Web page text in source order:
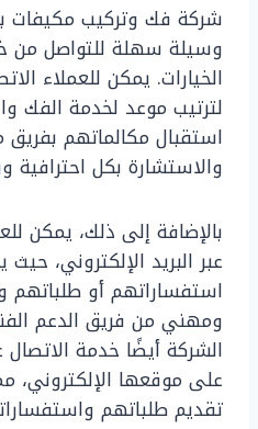
شركة فك وتركيب مكيفات
وسيلة سهلة للتواصل من
الخيارات. يمكن للعملاء
لترتيب موعد لخدمة الفك
استقبال مكالماتهم
والاستشارة بكل احترافية
بالإضافة إلى ذلك، يمكن
عبر البريد الإلكتروني،
استفساراتهم أو
ومهني من فريق الدعم
الشركة أيضًا خدمة الاتصال
على موقعها الإلكتروني،
تقديم طلباتهم